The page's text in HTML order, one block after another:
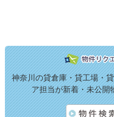
神奈川の貸倉庫・貸工場・
ア担当が新着・未公開